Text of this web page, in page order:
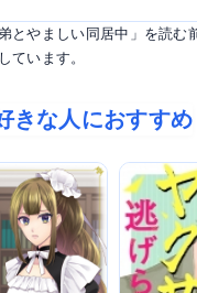
とやましい同居中」を読む
ています。
きな人におすすめ